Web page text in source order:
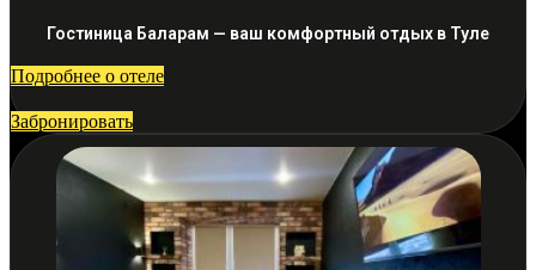
Гостиница Баларам — ваш комфортный отдых в Туле
Подробнее о отеле
Забронировать